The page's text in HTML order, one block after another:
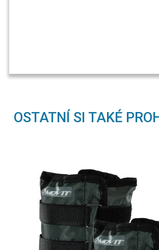
OSTATNÍ SI TAKÉ